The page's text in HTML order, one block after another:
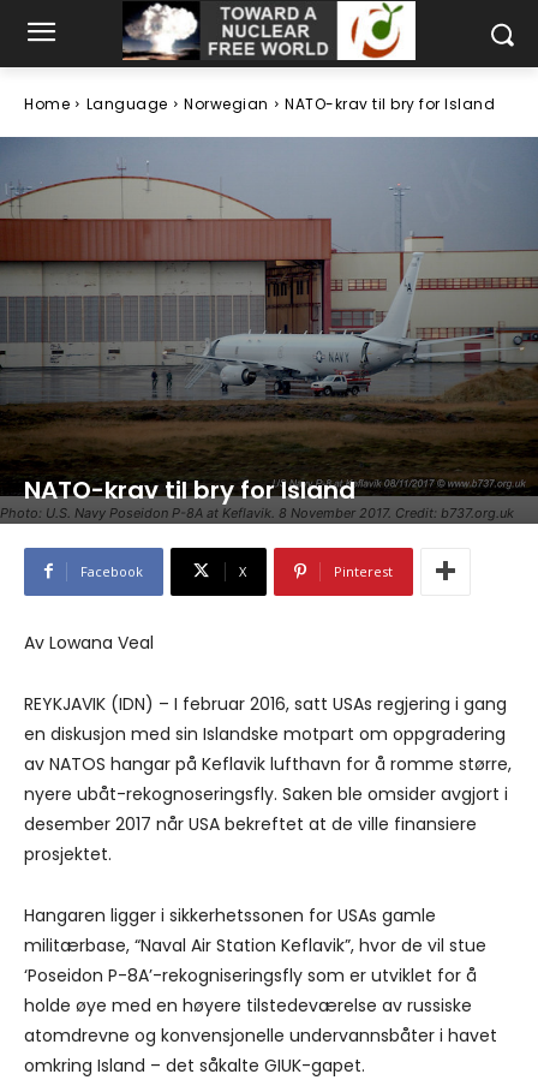
Home Language Norwegian NATO-krav til bry for Island
Photo: U.S. Navy Poseidon P-8A at Keflavik. 8 November 2017. Credit: b737.org.uk
NATO-krav til bry for Island
Facebook X Pinterest
Av Lowana Veal
REYKJAVIK (IDN) – I februar 2016, satt USAs regjering i gang
en diskusjon med sin Islandske motpart om oppgradering
av NATOS hangar på Keflavik lufthavn for å romme større,
nyere ubåt-rekognoseringsfly. Saken ble omsider avgjort i
desember 2017 når USA bekreftet at de ville finansiere
prosjektet.
Hangaren ligger i sikkerhetssonen for USAs gamle
militærbase, “Naval Air Station Keflavik”, hvor de vil stue
‘Poseidon P-8A’-rekogniseringsfly som er utviklet for å
holde øye med en høyere tilstedeværelse av russiske
atomdrevne og konvensjonelle undervannsbåter i havet
omkring Island – det såkalte GIUK-gapet.